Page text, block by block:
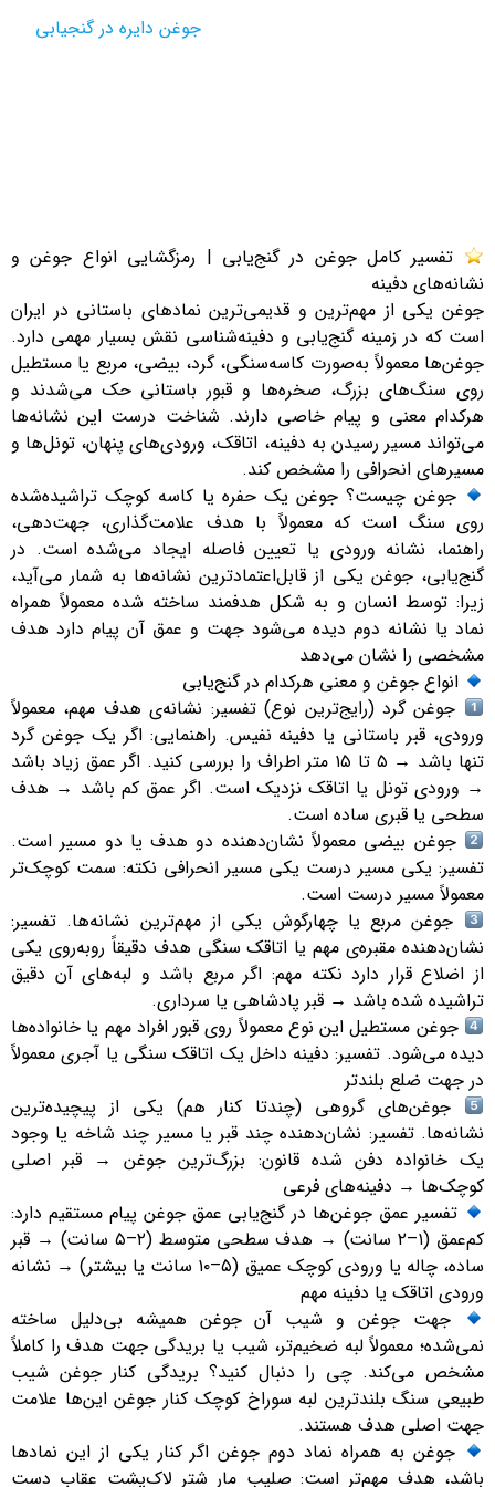
جوغن دایره در گنجیابی
تفسیر کامل جوغن در گنج‌یابی | رمزگشایی انواع جوغن و
نشانه‌های دفینه
جوغن یکی از مهم‌ترین و قدیمی‌ترین نمادهای باستانی در ایران
است که در زمینه گنج‌یابی و دفینه‌شناسی نقش بسیار مهمی دارد.
جوغن‌ها معمولاً به‌صورت کاسه‌سنگی، گرد، بیضی، مربع یا مستطیل
روی سنگ‌های بزرگ، صخره‌ها و قبور باستانی حک می‌شدند و
هرکدام معنی و پیام خاصی دارند. شناخت درست این نشانه‌ها
می‌تواند مسیر رسیدن به دفینه، اتاقک، ورودی‌های پنهان، تونل‌ها و
مسیرهای انحرافی را مشخص کند.
جوغن چیست؟ جوغن یک حفره یا کاسه کوچک تراشیده‌شده
روی سنگ است که معمولاً با هدف علامت‌گذاری، جهت‌دهی،
راهنما، نشانه ورودی یا تعیین فاصله ایجاد می‌شده است. در
گنج‌یابی، جوغن یکی از قابل‌اعتمادترین نشانه‌ها به شمار می‌آید،
زیرا: توسط انسان و به شکل هدفمند ساخته شده معمولاً همراه
نماد یا نشانه دوم دیده می‌شود جهت و عمق آن پیام دارد هدف
مشخصی را نشان می‌دهد
انواع جوغن و معنی هرکدام در گنج‌یابی
جوغن گرد (رایج‌ترین نوع) تفسیر: نشانه‌ی هدف مهم، معمولاً
ورودی، قبر باستانی یا دفینه نفیس. راهنمایی: اگر یک جوغن گرد
تنها باشد → ۵ تا ۱۵ متر اطراف را بررسی کنید. اگر عمق زیاد باشد
→ ورودی تونل یا اتاقک نزدیک است. اگر عمق کم باشد → هدف
سطحی یا قبری ساده است.
جوغن بیضی معمولاً نشان‌دهنده دو هدف یا دو مسیر است.
تفسیر: یکی مسیر درست یکی مسیر انحرافی نکته: سمت کوچک‌تر
معمولاً مسیر درست است.
جوغن مربع یا چهارگوش یکی از مهم‌ترین نشانه‌ها. تفسیر:
نشان‌دهنده مقبره‌ی مهم یا اتاقک سنگی هدف دقیقاً رو‌به‌روی یکی
از اضلاع قرار دارد نکته مهم: اگر مربع باشد و لبه‌های آن دقیق
تراشیده شده باشد → قبر پادشاهی یا سرداری.
جوغن مستطیل این نوع معمولاً روی قبور افراد مهم یا خانواده‌ها
دیده می‌شود. تفسیر: دفینه داخل یک اتاقک سنگی یا آجری معمولاً
در جهت ضلع بلندتر
جوغن‌های گروهی (چندتا کنار هم) یکی از پیچیده‌ترین
نشانه‌ها. تفسیر: نشان‌دهنده چند قبر یا مسیر چند شاخه یا وجود
یک خانواده دفن شده قانون: بزرگ‌ترین جوغن → قبر اصلی
کوچک‌ها → دفینه‌های فرعی
تفسیر عمق جوغن‌ها در گنج‌یابی عمق جوغن پیام مستقیم دارد:
کم‌عمق (۱–۲ سانت) → هدف سطحی متوسط (۲–۵ سانت) → قبر
ساده، چاله یا ورودی کوچک عمیق (۵–۱۰ سانت یا بیشتر) → نشانه
ورودی اتاقک یا دفینه مهم
جهت جوغن و شیب آن جوغن همیشه بی‌دلیل ساخته
نمی‌شده؛ معمولاً لبه ضخیم‌تر، شیب یا بریدگی جهت هدف را کاملاً
مشخص می‌کند. چی را دنبال کنید؟ بریدگی کنار جوغن شیب
طبیعی سنگ بلندترین لبه سوراخ کوچک کنار جوغن این‌ها علامت
جهت اصلی هدف هستند.
جوغن به همراه نماد دوم جوغن اگر کنار یکی از این نمادها
باشد، هدف مهم‌تر است: صلیب مار شتر لاک‌پشت عقاب دست